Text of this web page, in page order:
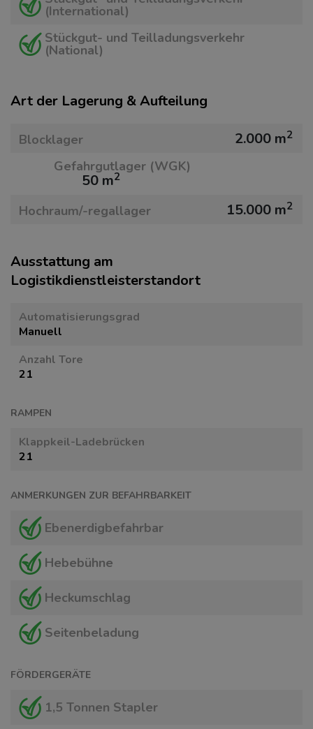
(International)
Stückgut- und Teilladungsverkehr
(National)
Art der Lagerung & Aufteilung
Blocklager 2.000 m2
Gefahrgutlager (WGK)
50 m2
Hochraum/-regallager 15.000 m2
Ausstattung am
Logistikdienstleisterstandort
Automatisierungsgrad
Manuell
Anzahl Tore
21
RAMPEN
Klappkeil-Ladebrücken
21
ANMERKUNGEN ZUR BEFAHRBARKEIT
Ebenerdigbefahrbar
Hebebühne
Heckumschlag
Seitenbeladung
FÖRDERGERÄTE
1,5 Tonnen Stapler